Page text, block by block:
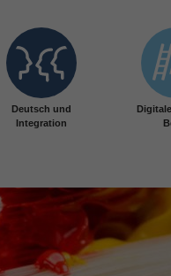
Deutsch und
Integration